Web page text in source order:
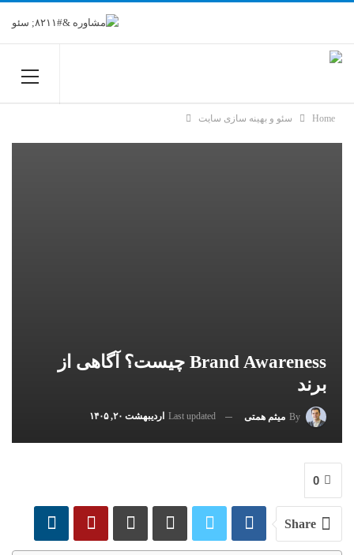
Home سئو و بهینه سازی سایت
Brand Awareness چیست؟ آگاهی از
برند
By میثم همتی Last updated اردیبهشت ۲۰, ۱۴۰۵
0
Share